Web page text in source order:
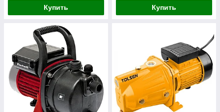
Купить Купить